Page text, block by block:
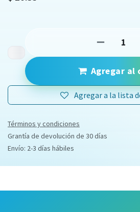
Agregar al
Agregar a la lista
Términos y condiciones
Grantía de devolución de 30 días
Envío: 2-3 días hábiles